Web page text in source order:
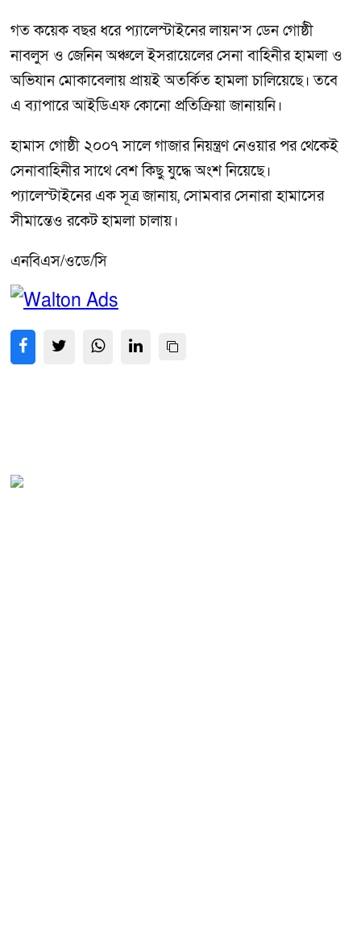
গত কয়েক বছর ধরে প্যালেস্টাইনের লায়ন’স ডেন গোষ্ঠী
নাবলুস ও জেনিন অঞ্চলে ইসরায়েলের সেনা বাহিনীর হামলা ও
অভিযান মোকাবেলায় প্রায়ই অতর্কিত হামলা চালিয়েছে। তবে
এ ব্যাপারে আইডিএফ কোনো প্রতিক্রিয়া জানায়নি।
হামাস গোষ্ঠী ২০০৭ সালে গাজার নিয়ন্ত্রণ নেওয়ার পর থেকেই
সেনাবাহিনীর সাথে বেশ কিছু যুদ্ধে অংশ নিয়েছে।
প্যালেস্টাইনের এক সূত্র জানায়, সোমবার সেনারা হামাসের
সীমান্তেও রকেট হামলা চালায়।
এনবিএস/ওডে/সি